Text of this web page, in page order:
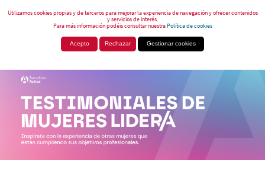
Utilizamos cookies propias y de terceros para mejorar la experiencia de navegación y ofrecer contenidos
y servicios de interés.
Para más información podéis consultar nuestraPolítica de cookies
Acepto Rechazar Gestionar cookies